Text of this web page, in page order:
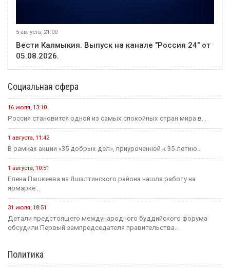
5 августа, 21:00
Вести Калмыкия. Выпуск на канале "Россия 24" от
05.08.2026.
Социальная сфера
16 июля, 13:10
Россия становится одной из самых спокойных стран мира в...
1 августа, 11:42
В рамках акции «35 добрых дел», приуроченной к 35-летию...
1 августа, 10:51
Елена Пашкеева из Яшалтинского района нашла работу на
ярмарке...
31 июля, 18:51
Детали предстоящего международного буддийского форума
обсудили Первый зампредседателя правительства...
Политика